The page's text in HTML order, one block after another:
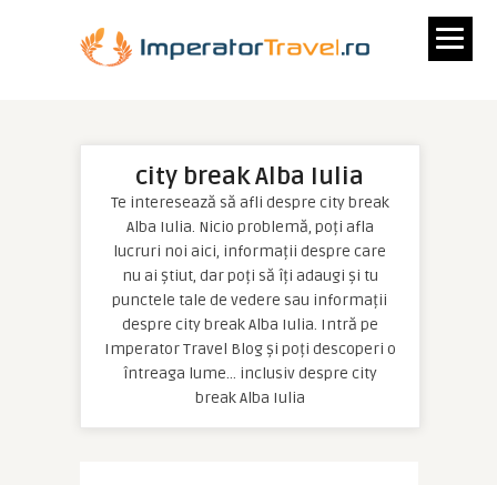
city break Alba Iulia
Te interesează să afli despre city break
Alba Iulia. Nicio problemă, poți afla
lucruri noi aici, informații despre care
nu ai știut, dar poți să îți adaugi și tu
punctele tale de vedere sau informații
despre city break Alba Iulia. Intră pe
Imperator Travel Blog și poți descoperi o
întreaga lume… inclusiv despre city
break Alba Iulia